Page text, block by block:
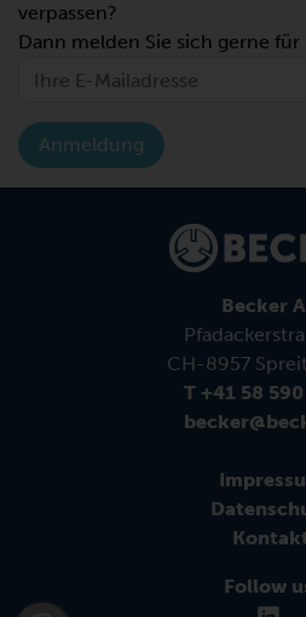
verpassen?
Dann melden Sie sich gerne
Anmeldung
Becker
CH-8957
T +41 58
Follow